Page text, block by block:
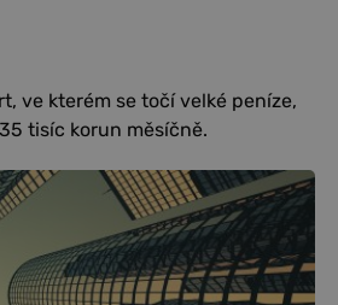
ve kterém se točí velké peníze,
tisíc korun měsíčně.